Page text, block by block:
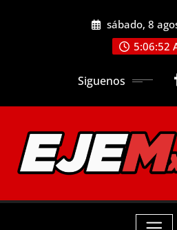
sábado, 8
5:06:54
Siguenos